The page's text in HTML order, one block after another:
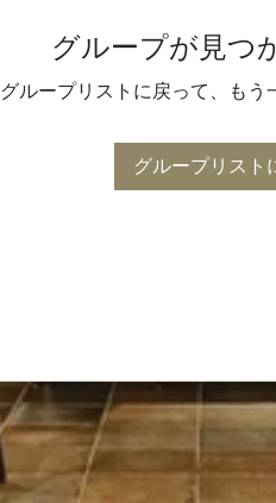
グループが見つ
グループリストに戻って、もう
グループリスト